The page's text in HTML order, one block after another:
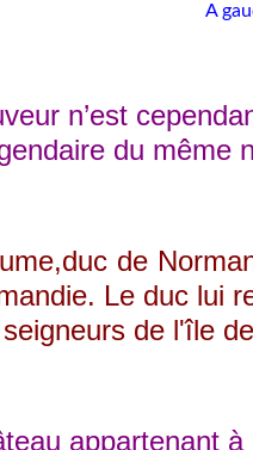
A
n’est
du
de
Le duc
de l'île
appartenant à